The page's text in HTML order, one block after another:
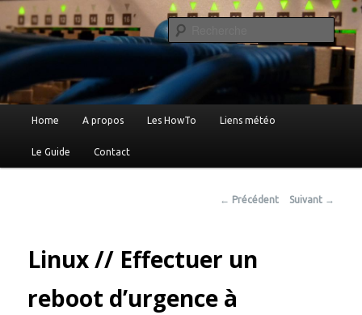
Le blog de Xavier …
Aller
au
Home A propos Les HowTo Liens météo
Le Guide Contact
Navigation
← Précédent Suivant →
Linux // Effectuer un
reboot d’urgence à